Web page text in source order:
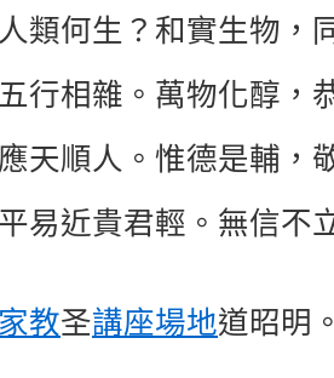
類何生？和實生物，
行相雜。萬物化醇，
天順人。惟德是輔，
易近貴君輕。無信不
家教圣講座場地道昭明